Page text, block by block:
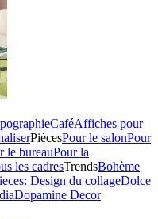
CaféAffiches pour
PiècesPour le salonPour
le bureauPour la
les cadresTrendsBohème
Design du collageDolce
Dopamine Decor